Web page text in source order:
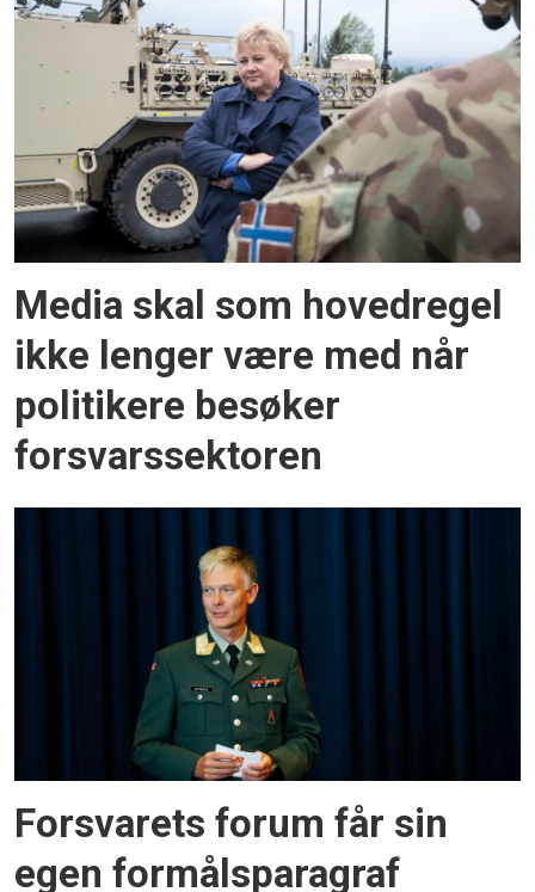
Media skal som hovedregel
ikke lenger være med når
politikere besøker
forsvarssektoren
Forsvarets forum får sin
egen formålsparagraf